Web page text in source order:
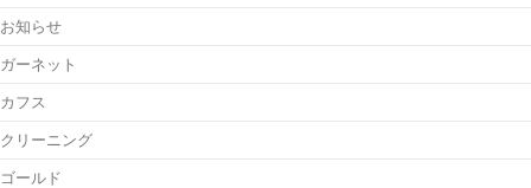
お知らせ
ガーネット
カフス
クリーニング
ゴールド